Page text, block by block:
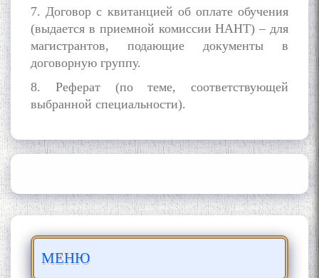
7. Договор с квитанцией об оплате обучения
(выдается в приемной комиссии НАНТ) – для
магистрантов, подающие документы в
договорную группу.
8. Реферат (по теме, соответствующей
выбранной специальности).
МЕНЮ
ШАРҲИ МУЛОҚОТ БО АҲЛИ
АКАДЕМИЯИ МИЛЛИИ
БО 4 000 000 СОМОНӢ
ПАЙКАРА ВА ОСОРХОНАИ